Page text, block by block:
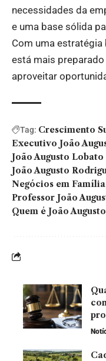
necessidades da
e uma base sólida
Com uma
está mais
aproveitar
Tag: Crescimento
Executivo João
João Augusto
João Augusto
Negócios em Família
Professor João
Quem é João Augusto